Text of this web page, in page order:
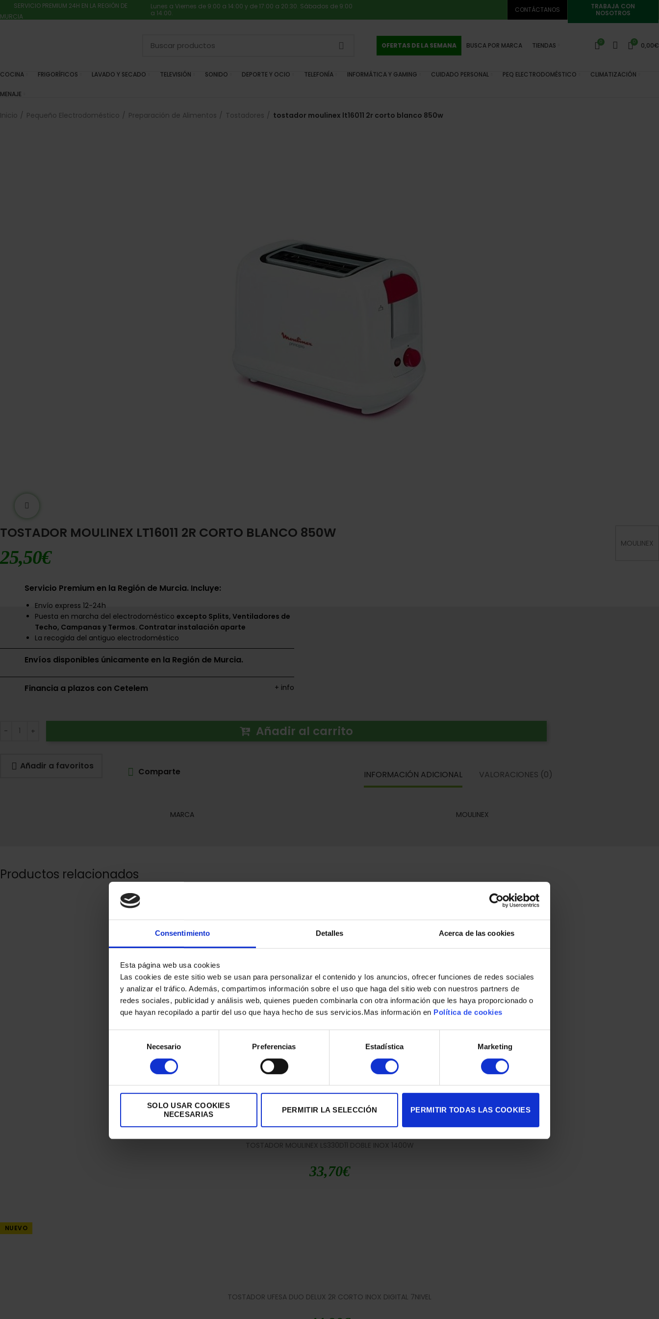
Consentimiento Detalles Acerca de las cookies
Esta página web usa cookies
Las cookies de este sitio web se usan para personalizar el contenido y los anuncios, ofrecer funciones de redes sociales
y analizar el tráfico. Además, compartimos información sobre el uso que haga del sitio web con nuestros partners de
redes sociales, publicidad y análisis web, quienes pueden combinarla con otra información que les haya proporcionado o
que hayan recopilado a partir del uso que haya hecho de sus servicios.Mas información en Política de cookies
consentimiento
Necesario Preferencias Estadística Marketing
SOLO USAR COOKIES
NECESARIAS
PERMITIR LA SELECCIÓN PERMITIR TODAS LAS COOKIES
SERVICIO PREMIUM 24H EN LA REGIÓN DE
MURCIA
Lunes a Viernes de 9:00 a 14:00 y de 17:00 a 20:30. Sábados de 9:00
a 14:00.
CONTÁCTANOS
TRABAJA CON
NOSOTROS
OFERTAS DE LA SEMANA BUSCA POR MARCA TIENDAS 0 0 0,00€
COCINA FRIGORÍFICOS LAVADO Y SECADO TELEVISIÓN SONIDO DEPORTE Y OCIO TELEFONÍA INFORMÁTICA Y GAMING CUIDADO PERSONAL PEQ ELECTRODOMÉSTICO CLIMATIZACIÓN
MENAJE
Inicio Pequeño Electrodoméstico Preparación de Alimentos Tostadores tostador moulinex lt16011 2r corto blanco 850w
MOULINEX
TOSTADOR MOULINEX LT16011 2R CORTO BLANCO 850W
25,50€
Servicio Premium en la Región de Murcia. Incluye:
Envío express 12-24h
Puesta en marcha del electrodoméstico excepto Splits, Ventiladores de
Techo, Campanas y Termos. Contratar instalación aparte
La recogida del antiguo electrodoméstico
Envíos disponibles únicamente en la Región de Murcia.
Financia a plazos con Cetelem + info
Añadir al carrito
Añadir a favoritos
Comparte INFORMACIÓN ADICIONAL VALORACIONES (0)
MARCA MOULINEX
Productos relacionados
TOSTADOR CECOTEC 4842 VERTICAL ROJO
34,90€
TOSTADOR MOULINEX LS330D11 DOBLE INOX 1400W
33,70€
NUEVO
TOSTADOR UFESA DUO DELUX 2R CORTO INOX DIGITAL 7NIVEL